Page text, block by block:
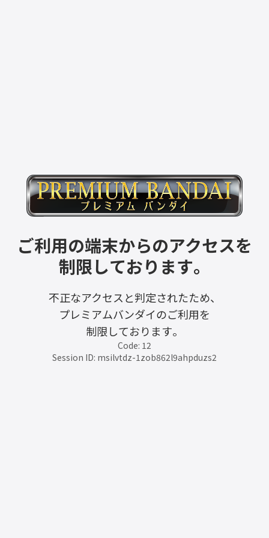
ご利用の端末からのアクセスを
制限しております。
不正なアクセスと判定されたため、
プレミアムバンダイのご利用を
制限しております。
Code: 12
Session ID: msilvtdz-1zob862l9ahpduzs2